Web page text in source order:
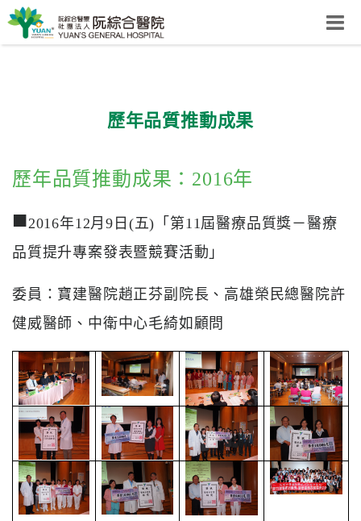
Select Language▼
阮
合
康
護
體
系
認
識
阮
綜
合
歷年品質推動成果
歷年品質推動成果：2016年
■2016年12月9日(五)「第11屆醫療品質獎－醫療
品質提升專案發表暨競賽活動」
委員：寶建醫院趙正芬副院長、高雄榮民總醫院許
健威醫師、中衛中心毛綺如顧問